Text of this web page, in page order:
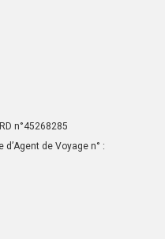
n°45268285
de Voyage n° :